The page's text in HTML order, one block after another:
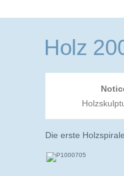
Holz
Die erste